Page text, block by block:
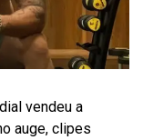
vendeu a
auge, clipes